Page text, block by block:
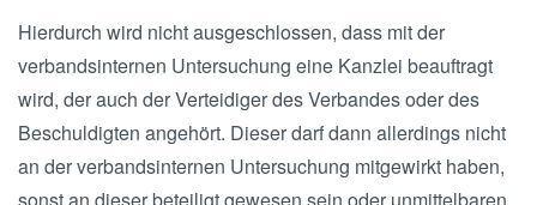
Hierdurch wird nicht ausgeschlossen, dass mit der
verbandsinternen Untersuchung eine Kanzlei beauftragt
wird, der auch der Verteidiger des Verbandes oder des
Beschuldigten angehört. Dieser darf dann allerdings nicht
an der verbandsinternen Untersuchung mitgewirkt haben,
sonst an dieser beteiligt gewesen sein oder unmittelbaren